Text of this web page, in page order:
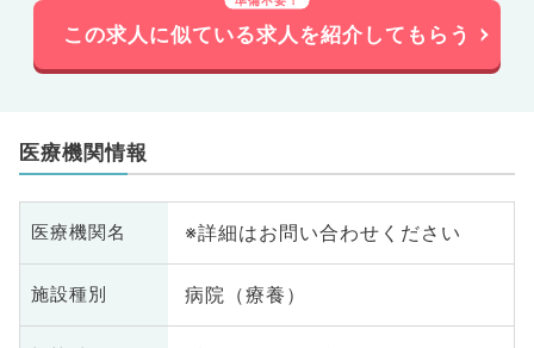
この求人に似ている求人を紹介してもらう
医療機関情報
医療機関名 ※詳細はお問い合わせください
施設種別 病院（療養）